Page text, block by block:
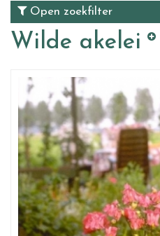
Open zoekfilter
Wilde akelei